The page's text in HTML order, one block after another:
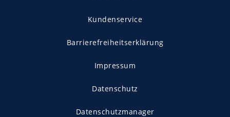
Kundenservice
Barrierefreiheitserklärung
Impressum
Datenschutz
Datenschutzmanager